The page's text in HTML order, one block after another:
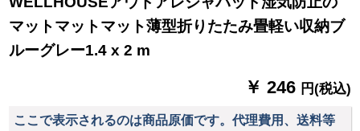
わせかもしれませ
ん。
せん）
マットマットマット薄型折りたたみ畳軽い収納ブ
ルーグレー1.4 x 2 m
￥ 246 円(税込)
ここで表示されるのは商品原価です。代理費用、送料等